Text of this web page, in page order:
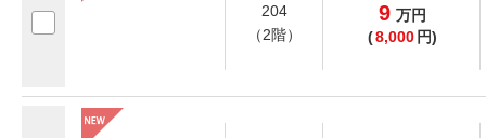
204
（2階）
9 万円
(8,000 円)